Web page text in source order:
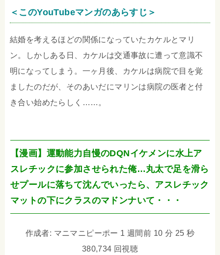
＜このYouTubeマンガのあらすじ＞
結婚を考えるほどの関係になっていたカケルとマリ
ン。しかしある日、カケルは交通事故に遭って意識不
明になってしまう。一ヶ月後、カケルは病院で目を覚
ましたのだが、そのあいだにマリンは病院の医者と付
き合い始めたらしく……。
【漫画】運動能力自慢のDQNイケメンに水上ア
スレチックに参加させられた俺…丸太で足を滑ら
せプールに落ちて沈んでいったら、アスレチック
マットの下にクラスのマドンナいて・・・
作成者: マニマニピーポー 1 週間前 10 分 25 秒
380,734 回視聴